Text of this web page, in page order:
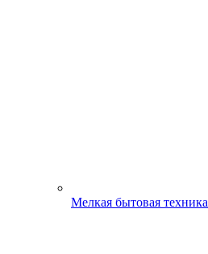
Мелкая бытовая техника